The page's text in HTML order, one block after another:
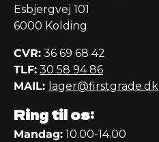
Esbjergvej 101
6000 Kolding
CVR: 36 69 68 42
TLF: 30 58 94 86
MAIL: lager@firstgrade.dk
Ring til os:
Mandag: 10.00-14.00